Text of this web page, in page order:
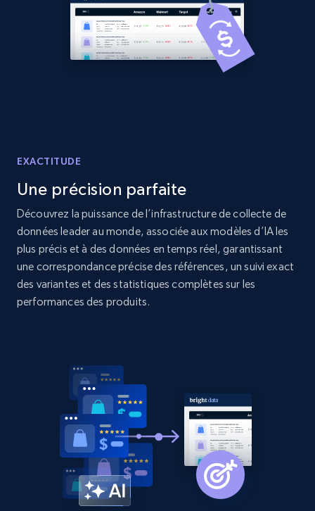
375+ Commencer
price, Currency, Availability, Reviews count, and
2.1K+ 375+ Commencer
Amazon products global dataset - Collect
products from Brands URLs
375+
URL, Product id, Listing inventory id, Title, Rating,
Reviews count shop, Reviews count item, Initial
EXACTITUDE
Une précision parfaite
Découvrez la puissance de l’infrastructure de collecte de
données leader au monde, associée aux modèles d’IA les
plus précis et à des données en temps réel, garantissant
une correspondance précise des références, un suivi exact
des variantes et des statistiques complètes sur les
performances des produits.